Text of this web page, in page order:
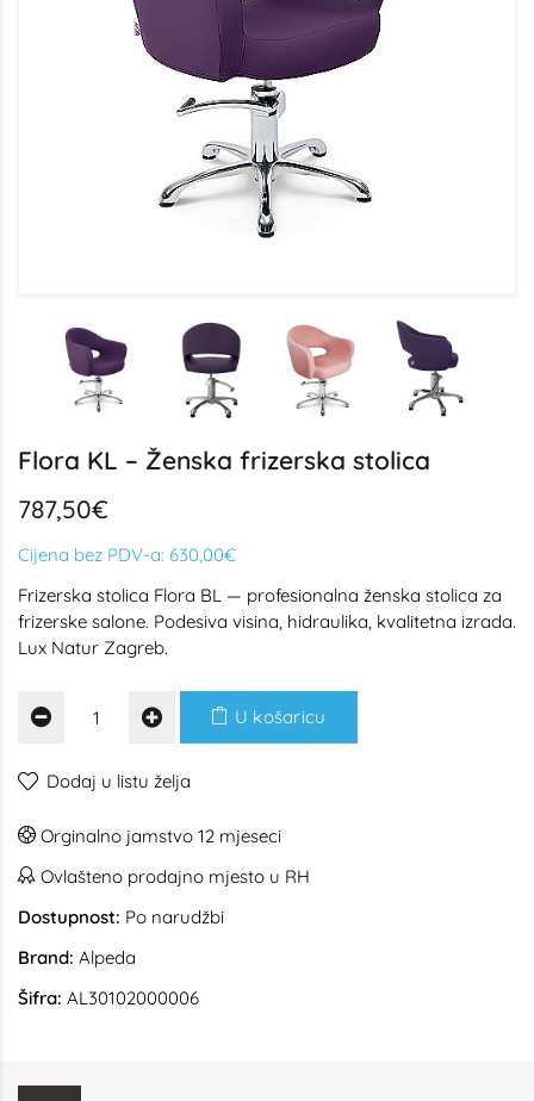
Flora KL – Ženska frizerska stolica
787,50€
Cijena bez PDV-a: 630,00€
Frizerska stolica Flora BL — profesionalna ženska stolica za
frizerske salone. Podesiva visina, hidraulika, kvalitetna izrada.
Lux Natur Zagreb.
U košaricu
Dodaj u listu želja
Orginalno jamstvo 12 mjeseci
Ovlašteno prodajno mjesto u RH
Dostupnost: Po narudžbi
Brand: Alpeda
Šifra: AL30102000006